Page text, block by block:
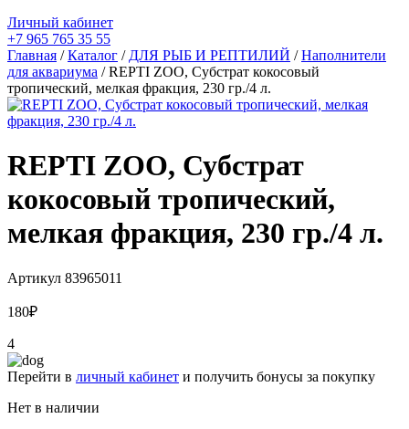
Личный кабинет
+7 965 765 35 55
Главная /Каталог / ДЛЯ РЫБ И РЕПТИЛИЙ /Наполнители
для аквариума / REPTI ZOO, Субстрат кокосовый
тропический, мелкая фракция, 230 гр./4 л.
REPTI ZOO, Субстрат
кокосовый тропический,
мелкая фракция, 230 гр./4 л.
Артикул 83965011
180₽
4
Перейти в личный кабинет и получить бонусы за покупку
Нет в наличии